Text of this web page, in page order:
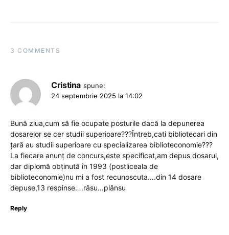
3 COMMENTS
Cristina spune:
24 septembrie 2025 la 14:02
Bună ziua,cum să fie ocupate posturile dacă la depunerea
dosarelor se cer studii superioare???Întreb,cati bibliotecari din
țară au studii superioare cu specializarea biblioteconomie???
La fiecare anunț de concurs,este specificat,am depus dosarul,
dar diplomă obținută în 1993 (postliceala de
biblioteconomie)nu mi a fost recunoscuta….din 14 dosare
depuse,13 respinse….râsu…plânsu
Reply